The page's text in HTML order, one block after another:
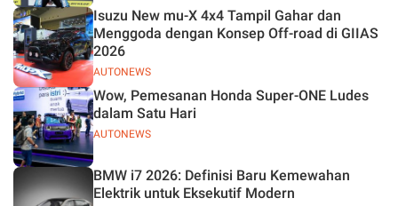
AUTONEWS
Isuzu New mu-X 4x4 Tampil Gahar dan
Menggoda dengan Konsep Off-road di GIIAS
2026
AUTONEWS
Wow, Pemesanan Honda Super-ONE Ludes
dalam Satu Hari
BMW i7 2026: Definisi Baru Kemewahan
Elektrik untuk Eksekutif Modern